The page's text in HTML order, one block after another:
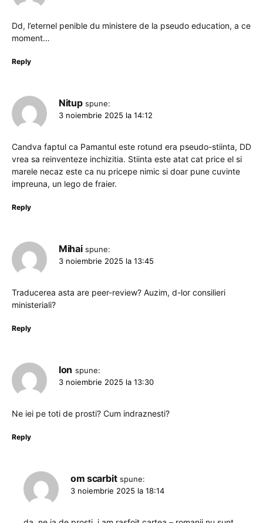
Dd, l’eternel penible du ministere de la pseudo education, a ce
moment…
Reply
Nitup spune:
3 noiembrie 2025 la 14:12
Candva faptul ca Pamantul este rotund era pseudo-stiinta, DD
vrea sa reinventeze inchizitia. Stiinta este atat cat price el si
marele necaz este ca nu pricepe nimic si doar pune cuvinte
impreuna, un lego de fraier.
Reply
Mihai spune:
3 noiembrie 2025 la 13:45
Traducerea asta are peer-review? Auzim, d-lor consilieri
ministeriali?
Reply
Ion spune:
3 noiembrie 2025 la 13:30
Ne iei pe toti de prosti? Cum indraznesti?
Reply
om scarbit spune:
3 noiembrie 2025 la 18:14